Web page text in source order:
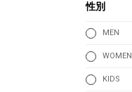
性別
MEN
WOMEN
KIDS